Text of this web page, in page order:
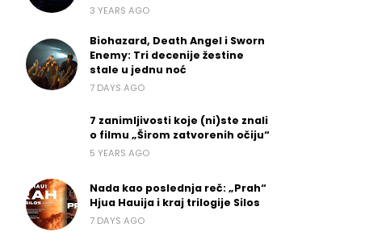
3 YEARS AGO
Biohazard, Death Angel i Sworn
Enemy: Tri decenije žestine
stale u jednu noć
7 DAYS AGO
7 zanimljivosti koje (ni)ste znali
o filmu „Širom zatvorenih očiju“
5 YEARS AGO
Nada kao poslednja reč: „Prah“
Hjua Hauija i kraj trilogije Silos
7 DAYS AGO